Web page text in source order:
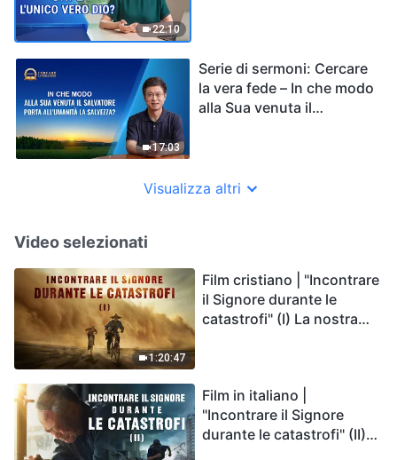
22:10
17:03
Serie di sermoni: Cercare
la vera fede – In che modo
alla Sua venuta il
Visualizza altri
Video selezionati
1:20:47
Film cristiano | "Incontrare
il Signore durante le
catastrofi" (I) La nostra
Film in italiano |
"Incontrare il Signore
durante le catastrofi" (II)